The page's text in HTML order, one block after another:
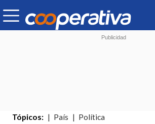
Tópicos: País Política